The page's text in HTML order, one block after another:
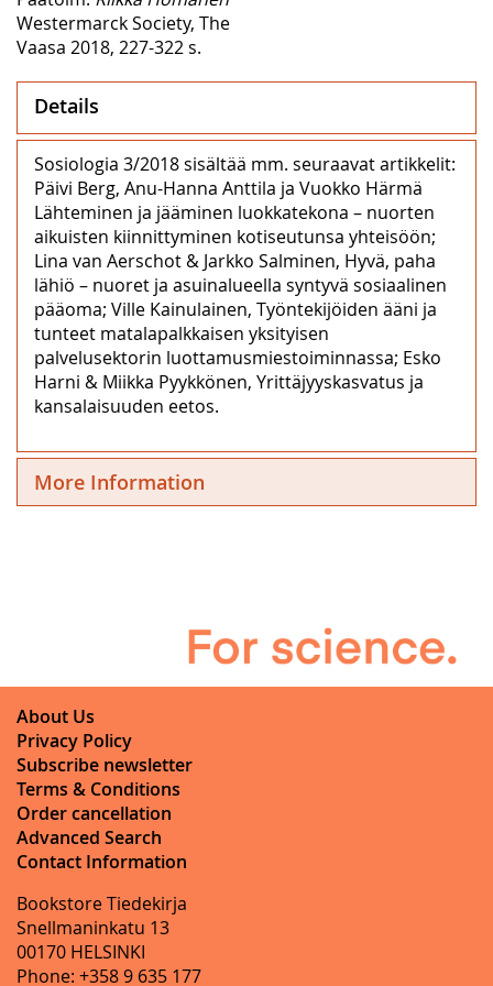
Westermarck Society, The
Vaasa 2018, 227-322 s.
Details
Sosiologia 3/2018 sisältää mm. seuraavat artikkelit:
Päivi Berg, Anu-Hanna Anttila ja Vuokko Härmä
Lähteminen ja jääminen luokkatekona – nuorten
aikuisten kiinnittyminen kotiseutunsa yhteisöön;
Lina van Aerschot & Jarkko Salminen, Hyvä, paha
lähiö – nuoret ja asuinalueella syntyvä sosiaalinen
pääoma; Ville Kainulainen, Työntekijöiden ääni ja
tunteet matalapalkkaisen yksityisen
palvelusektorin luottamusmiestoiminnassa; Esko
Harni & Miikka Pyykkönen, Yrittäjyyskasvatus ja
kansalaisuuden eetos.
More Information
About Us
Privacy Policy
Subscribe newsletter
Terms & Conditions
Order cancellation
Advanced Search
Contact Information
Bookstore Tiedekirja
Snellmaninkatu 13
00170 HELSINKI
Phone: +358 9 635 177